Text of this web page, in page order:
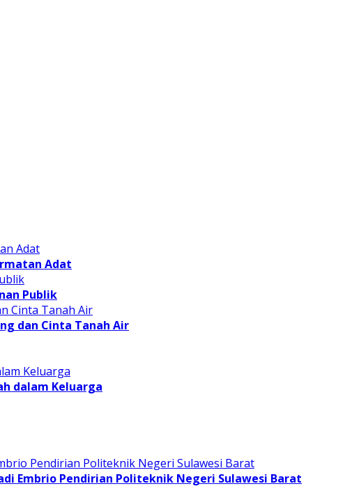
Adat
Publik
dan Cinta Tanah Air
dalam Keluarga
Embrio Pendirian Politeknik Negeri Sulawesi Barat